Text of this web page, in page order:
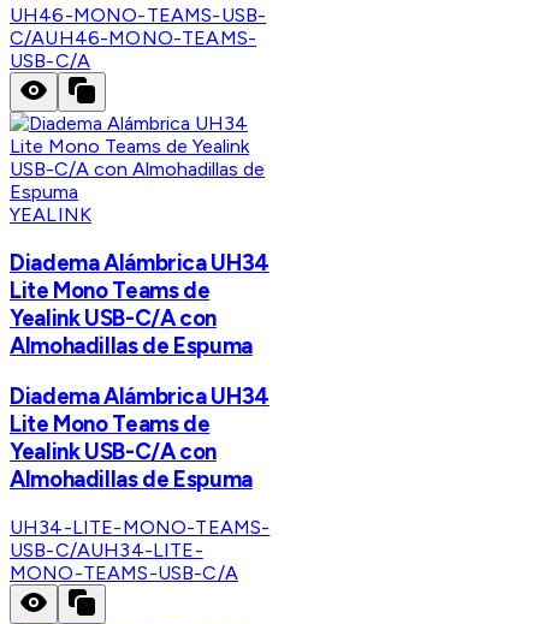
UH46-MONO-TEAMS-USB-
C/AUH46-MONO-TEAMS-
USB-C/A
YEALINK
Diadema Alámbrica UH34
Lite Mono Teams de
Yealink USB-C/A con
Almohadillas de Espuma
Diadema Alámbrica UH34
Lite Mono Teams de
Yealink USB-C/A con
Almohadillas de Espuma
UH34-LITE-MONO-TEAMS-
USB-C/AUH34-LITE-
MONO-TEAMS-USB-C/A